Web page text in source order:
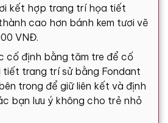
kết hợp trang trí họa tiết
cao hơn bánh kem tươi vẽ
VNĐ.
cố định bằng tăm tre để cố
trang trí sử bằng Fondant
trong để giữ liên kết và định
bạn lưu ý không cho trẻ nhỏ